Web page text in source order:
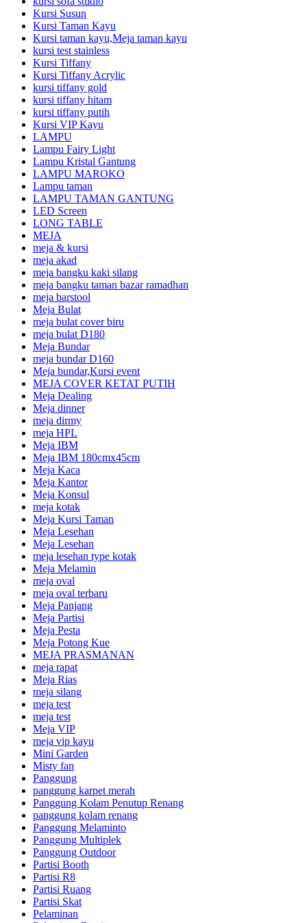
Kursi Susun
Kursi Taman Kayu
Kursi taman kayu,Meja taman kayu
kursi test stainless
Kursi Tiffany
Kursi Tiffany Acrylic
kursi tiffany gold
kursi tiffany hitam
kursi tiffany putih
Kursi VIP Kayu
LAMPU
Lampu Fairy Light
Lampu Kristal Gantung
LAMPU MAROKO
Lampu taman
LAMPU TAMAN GANTUNG
LED Screen
LONG TABLE
MEJA
meja & kursi
meja akad
meja bangku kaki silang
meja bangku taman bazar ramadhan
meja barstool
Meja Bulat
meja bulat cover biru
meja bulat D180
Meja Bundar
meja bundar D160
Meja bundar,Kursi event
MEJA COVER KETAT PUTIH
Meja Dealing
Meja dinner
meja dirmy
meja HPL
Meja IBM
Meja IBM 180cmx45cm
Meja Kaca
Meja Kantor
Meja Konsul
meja kotak
Meja Kursi Taman
Meja Lesehan
Meja Lesehan
meja lesehan type kotak
Meja Melamin
meja oval
meja oval terbaru
Meja Panjang
Meja Partisi
Meja Pesta
Meja Potong Kue
MEJA PRASMANAN
meja rapat
Meja Rias
meja silang
meja test
meja test
Meja VIP
meja vip kayu
Mini Garden
Misty fan
Panggung
panggung karpet merah
Panggung Kolam Penutup Renang
panggung kolam renang
Panggung Melaminto
Panggung Multiplek
Panggung Outdoor
Partisi Booth
Partisi R8
Partisi Ruang
Partisi Skat
Pelaminan